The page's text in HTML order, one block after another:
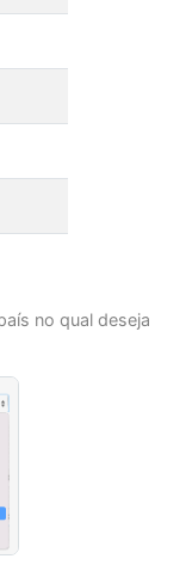
no qual deseja